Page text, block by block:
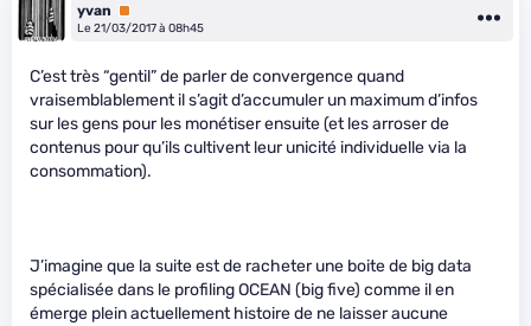
yvan
Premium
Le 21/03/2017 à 08h45
C’est très “gentil” de parler de convergence quand
vraisemblablement il s’agit d’accumuler un maximum d’infos
sur les gens pour les monétiser ensuite (et les arroser de
contenus pour qu’ils cultivent leur unicité individuelle via la
consommation).
J’imagine que la suite est de racheter une boite de big data
spécialisée dans le profiling OCEAN (big five) comme il en
émerge plein actuellement histoire de ne laisser aucune